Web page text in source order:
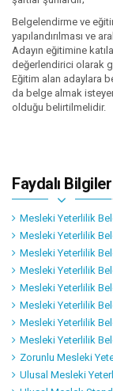
Belgelendirme ve
yapılandırılması ve
Adayın eğitimine
değerlendirici olarak
Eğitim alan adaylara
da belge almak
olduğu belirtilmelidir.
Faydalı Bilgiler
Mesleki Yeterlilik
Mesleki Yeterlilik
Mesleki Yeterlilik
Mesleki Yeterlilik
Mesleki Yeterlilik
Mesleki Yeterlilik
Mesleki Yeterlilik
Mesleki Yeterlilik
Zorunlu Mesleki
Ulusal Mesleki